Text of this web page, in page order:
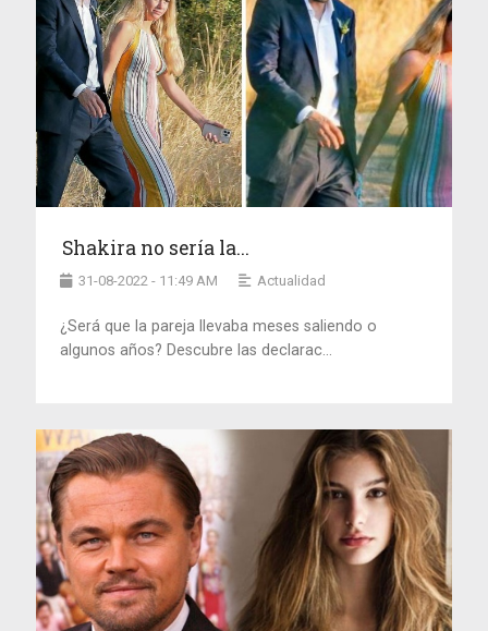
Shakira no sería la...
31-08-2022 - 11:49 AM Actualidad
¿Será que la pareja llevaba meses saliendo o
algunos años? Descubre las declarac...